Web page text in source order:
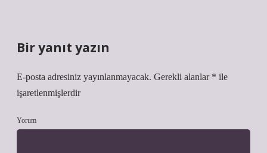
Bir yanıt yazın
E-posta adresiniz yayınlanmayacak. Gerekli alanlar * ile
işaretlenmişlerdir
Yorum